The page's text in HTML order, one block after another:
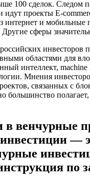
100 сделок. Следом
идут проекты E-
интернет и мобильные
сферы
инвесторов
областями для
интеллект, machine
Мнения
связанных с
большинство
в венчурные
—
по